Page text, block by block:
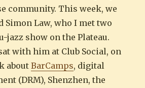
community. This week, we
Simon Law, who I met two
jazz show on the Plateau.
with him at Club Social, on
aboutBarCamps, digital
(DRM), Shenzhen, the